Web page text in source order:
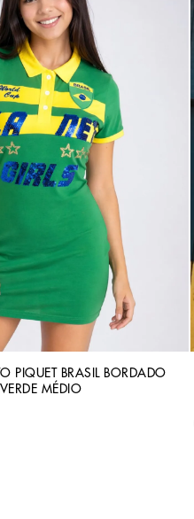
PIQUET BRASIL BORDADO
MÉDIO